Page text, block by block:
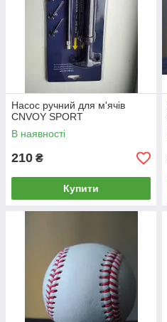
Насос ручний для м'ячів
CNVOY SPORT
В наявності
210 ₴
Купити